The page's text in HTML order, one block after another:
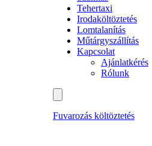
Tehertaxi
Irodaköltöztetés
Lomtalanítás
Műtárgyszállítás
Kapcsolat
Ajánlatkérés
Rólunk
Fuvarozás költöztetés